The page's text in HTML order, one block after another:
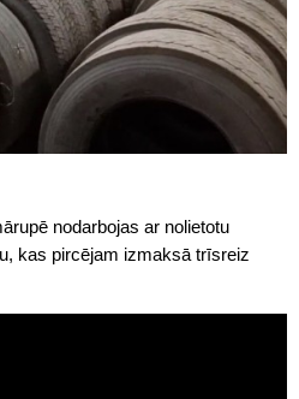
nodarbojas ar nolietotu
kas pircējam izmaksā trīsreiz